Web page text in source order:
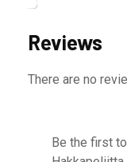
Reviews
There are no
Be the first